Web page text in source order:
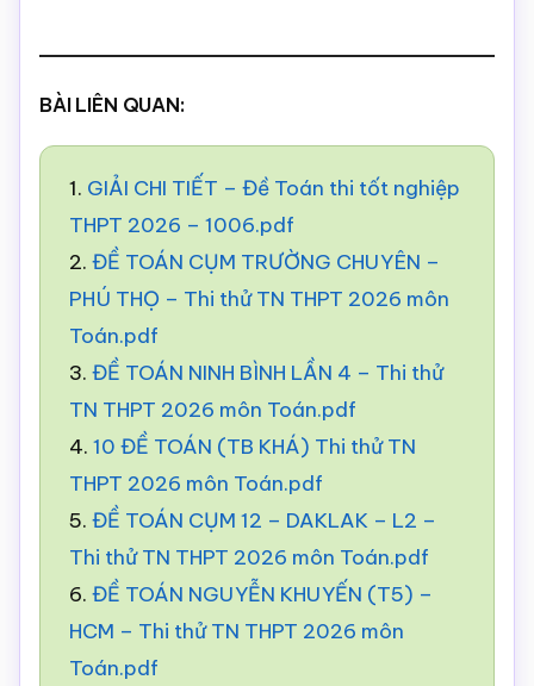
BÀI LIÊN QUAN:
1. GIẢI CHI TIẾT – Đề Toán thi tốt nghiệp
THPT 2026 – 1006.pdf
2. ĐỀ TOÁN CỤM TRƯỜNG CHUYÊN –
PHÚ THỌ – Thi thử TN THPT 2026 môn
Toán.pdf
3. ĐỀ TOÁN NINH BÌNH LẦN 4 – Thi thử
TN THPT 2026 môn Toán.pdf
4. 10 ĐỀ TOÁN (TB KHÁ) Thi thử TN
THPT 2026 môn Toán.pdf
5. ĐỀ TOÁN CỤM 12 – DAKLAK – L2 –
Thi thử TN THPT 2026 môn Toán.pdf
6. ĐỀ TOÁN NGUYỄN KHUYẾN (T5) –
HCM – Thi thử TN THPT 2026 môn
Toán.pdf